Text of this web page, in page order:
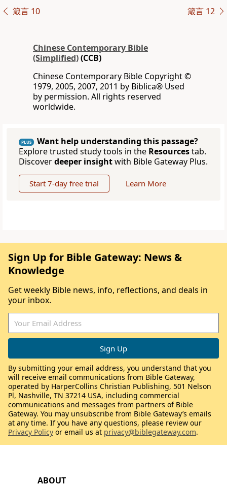
箴言 10 箴言 12
Chinese Contemporary Bible
(Simplified)(CCB)
Chinese Contemporary Bible Copyright ©
1979, 2005, 2007, 2011 by Biblica® Used
by permission. All rights reserved
worldwide.
PLUS
Want help understanding this passage?
Explore trusted study tools in the Resourcestab.
Discoverdeeper insightwith Bible Gateway Plus.
Start 7-day free trial Learn More
ABOUT
Sign Up for Bible Gateway: News &
Knowledge
Get weekly Bible news, info, reflections, and deals in
your inbox.
By submitting your email address, you understand that you
will receive email communications from Bible Gateway,
operated by HarperCollins Christian Publishing, 501 Nelson
Pl, Nashville, TN 37214 USA, including commercial
communications and messages from partners of Bible
Gateway. You may unsubscribe from Bible Gateway’s emails
at any time. If you have any questions, please review our
Privacy Policy or email us at privacy@biblegateway.com.